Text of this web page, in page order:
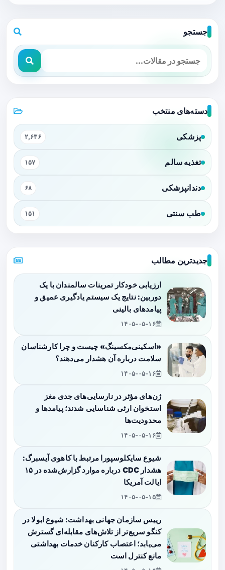
جستجو
دسته‌های منتخب
پزشکی ۲,۶۳۶
تغذیه سالم ۱۵۷
دندانپزشکی ۶۸
طب سنتی ۱۵۱
جدیدترین مطالب
ارزیابی خودکار تمرینات سالمندان با یک
دوربین: نتایج یک سیستم یادگیری عمیق و
پیامدهای بالینی
۱۴۰۵-۰۵-۱۶
«اسکینی‌مکسینگ» چیست و چرا کارشناسان
سلامت درباره آن هشدار می‌دهند؟
۱۴۰۵-۰۵-۱۶
ژن‌های مؤثر در نارسایی‌های جدی مغز
استخوان ارثی شناسایی شدند؛ پیامدها و
محدودیت‌ها
۱۴۰۵-۰۵-۱۶
شیوع سایکلوسپورا مرتبط با کاهوی آیسبرگ:
هشدار CDC درباره موارد گزارش‌شده در ۱۵
ایالت آمریکا
۱۴۰۵-۰۵-۱۵
رییس سازمان جهانی بهداشت: شیوع ابولا در
کنگو سریع‌تر از تلاش‌های مقابله‌ای گسترش
می‌یابد؛ اعتصاب کارکنان خدمات بهداشتی
مانع کنترل است